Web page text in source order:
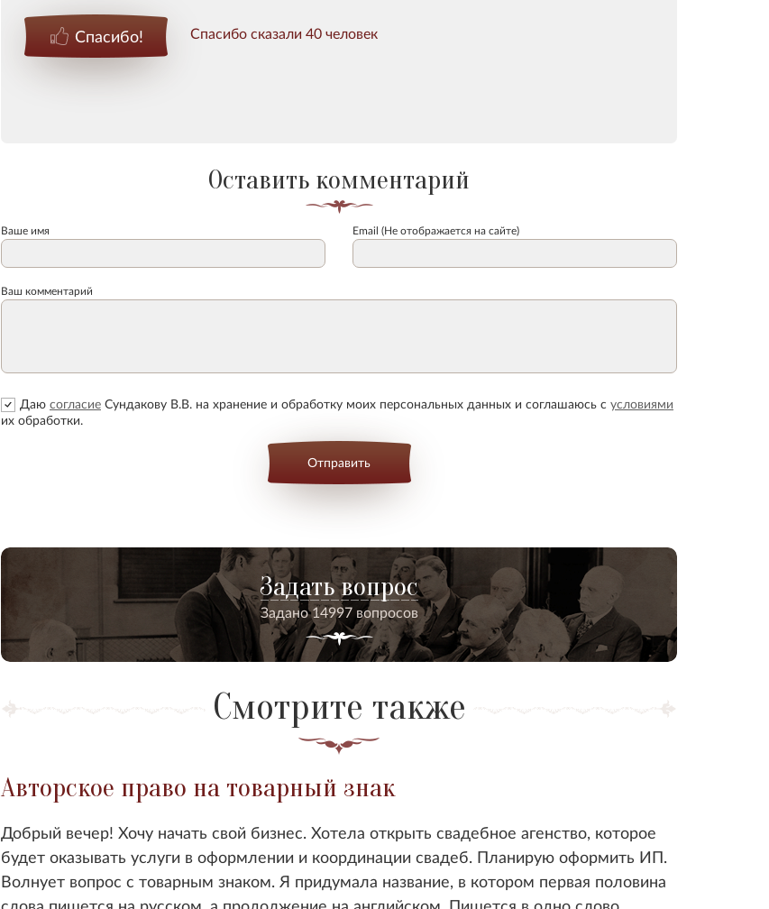
Спасибо! Спасибо сказали 40 человек
Оставить комментарий
Ваше имя Email (Не отображается на сайте)
Ваш комментарий
Даю согласие Сундакову В.В. на хранение и обработку моих персональных данных и соглашаюсь с условиями
их обработки.
Отправить
Задать вопрос
Задано 14997 вопросов
Смотрите также
Авторское право на товарный знак
Добрый вечер! Хочу начать свой бизнес. Хотела открыть свадебное агенство, которое
будет оказывать услуги в оформлении и координации свадеб. Планирую оформить ИП.
Волнует вопрос с товарным знаком. Я придумала название, в котором первая половина